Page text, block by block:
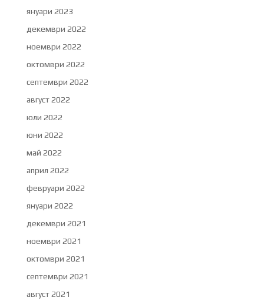
януари 2023
декември 2022
ноември 2022
октомври 2022
септември 2022
август 2022
юли 2022
юни 2022
май 2022
април 2022
февруари 2022
януари 2022
декември 2021
ноември 2021
октомври 2021
септември 2021
август 2021